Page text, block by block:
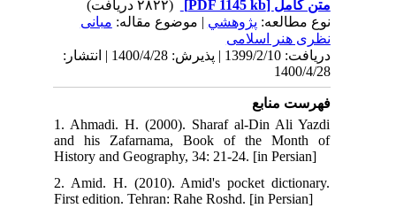
متن کامل[PDF 1145 kb]
(۲۸۲۲ دریافت)
نوع مطالعه: پژوهشي | موضوع مقاله:مبانی
نظری هنر اسلامی
دریافت: 1399/2/10 | پذیرش: 1400/4/28 | انتشار:
1400/4/28
فهرست منابع
1. Ahmadi. H. (2000). Sharaf al-Din Ali Yazdi
and his Zafarnama, Book of the Month of
History and Geography, 34: 21-24. [in Persian]
2. Amid. H. (2010). Amid's pocket dictionary.
First edition. Tehran: Rahe Roshd. [in Persian]